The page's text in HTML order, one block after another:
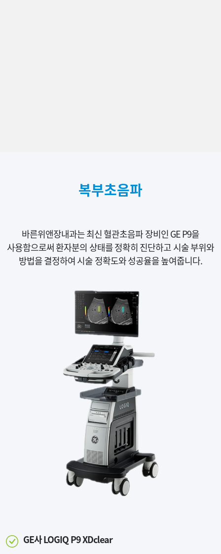
복부초음파
바른위앤장내과는 최신 혈관초음파 장비인 GE P9을
사용함으로써 환자분의 상태를 정확히 진단하고 시술 부위와
방법을 결정하여 시술 정확도와 성공율을 높여줍니다.
GE사 LOGIQ P9 XDclear